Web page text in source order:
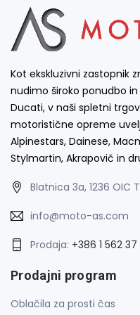
Kot ekskluzivni zastopnik
nudimo široko ponudbo
Ducati, v naši spletni
motoristične opreme
Alpinestars, Dainese,
Stylmartin, Akrapovič in
Blatnica 3a, 1236 OIC
info@moto-as.com
Prodaja: +386 1 562
Prodajni program
Oblačila za prosti čas